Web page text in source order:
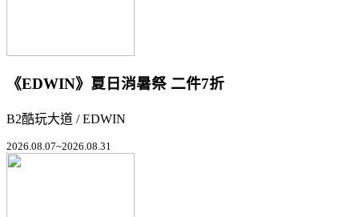
《EDWIN》夏日消暑祭 二件7折
B2酷玩大道 / EDWIN
2026.08.07~2026.08.31